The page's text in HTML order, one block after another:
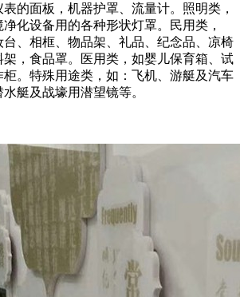
的面板，机器护罩、流量计。照明类，
化设备用的各种形状灯罩。民用类，
、相框、物品架、礼品、纪念品、凉椅
，食品罩。医用类，如婴儿保育箱、试
。特殊用途类，如：飞机、游艇及汽车
艇及战壕用潜望镜等。